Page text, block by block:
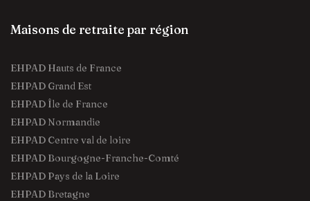
Maisons de retraite par région
EHPAD Hauts de France
EHPAD Grand Est
EHPAD Île de France
EHPAD Normandie
EHPAD Centre val de loire
EHPAD Bourgogne-Franche-Comté
EHPAD Pays de la Loire
EHPAD Bretagne